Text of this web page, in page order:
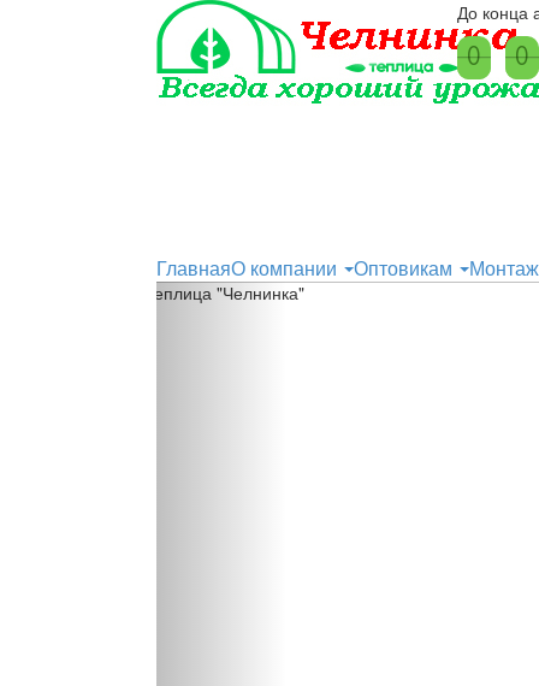
До конца
0
0 0
0
ГлавнаяО компании Оптовикам Монтаж